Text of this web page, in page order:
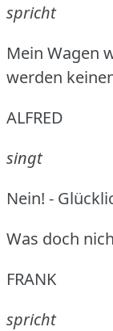
spricht
Mein Wagen
werden
ALFRED
singt
Nein! -
Was doch
FRANK
spricht